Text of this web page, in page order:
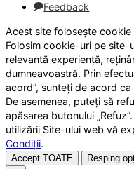
Feedback
Acest site folosește cookie
Folosim cookie-uri pe site-
relevantă experiență,
dumneavoastră. Prin
acord”, sunteți de acord
De asemenea, puteți să
apăsarea butonului
utilizării Site-ului web vă
Condiții.
Accept TOATE Resping